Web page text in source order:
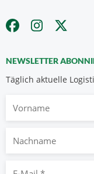
NEWSLETTER
Täglich aktuelle
Nachname